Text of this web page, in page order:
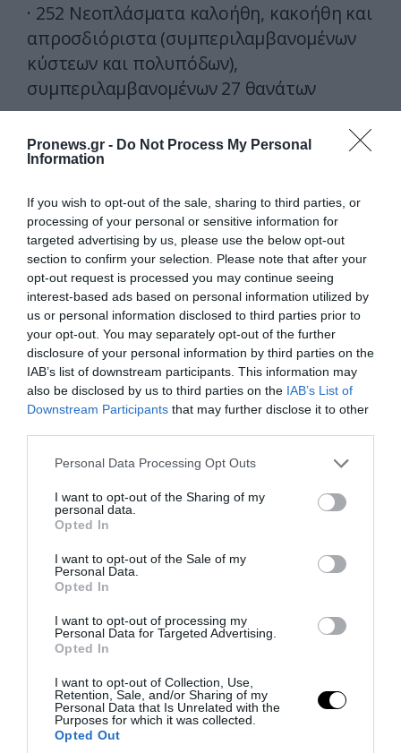
Pronews.gr - Do Not Process My Personal
Information
If you wish to opt-out of the sale, sharing to third parties, or
processing of your personal or sensitive information for
targeted advertising by us, please use the below opt-out
section to confirm your selection. Please note that after your
opt-out request is processed you may continue seeing
interest-based ads based on personal information utilized by
us or personal information disclosed to third parties prior to
your opt-out. You may separately opt-out of the further
disclosure of your personal information by third parties on the
IAB’s list of downstream participants. This information may
also be disclosed by us to third parties on the IAB’s List of
Downstream Participants that may further disclose it to other
Please note that this website/app uses one or more Google
not limited to your visit or usage behaviour. You may click to
grant or deny consent to Google and its third-party tags to
use your data for below specified purposes in below Google
consent section.
Personal Data Processing Opt Outs
I want to opt-out of the Sharing of my
personal data.
Opted In
I want to opt-out of the Sale of my
Personal Data.
Opted In
I want to opt-out of processing my
Personal Data for Targeted Advertising.
Opted In
I want to opt-out of Collection, Use,
Retention, Sale, and/or Sharing of my
Personal Data that Is Unrelated with the
Purposes for which it was collected.
Opted Out
· 252 Νεοπλάσματα καλοήθη, κακοήθη και
απροσδιόριστα (συμπεριλαμβανομένων
κύστεων και πολυπόδων),
συμπεριλαμβανομένων 27 θανάτων
συστήματος, συμπεριλαμβανομένων 552
· 432 Εγκυμοσύνη, λοχεία και
περιγεννητικές καταστάσεις,
συμπεριλαμβανομένων 5 θανάτων
· 46 Θέματα προϊόντων
· 4.224 Ψυχιατρικές διαταραχές,
συμπεριλαμβανομένων 90 θανάτων
ουροποιητικού συστήματος,
· 1.526 Διαταραχές του αναπαραγωγικού
συμπεριλαμβανομένων 2 θανάτων
· 9,377 Διαταραχές του αναπνευστικού,
του θώρακα και του μεσοθωρακίου,
· 11,300 Διαταραχές του δέρματος και
του υποδόριου ιστού,